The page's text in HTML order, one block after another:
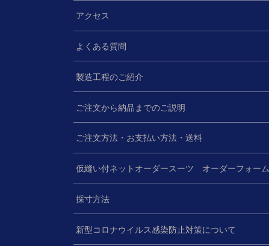
アクセス
よくある質問
製造工程のご紹介
ご注文から納品までのご説明
ご注文方法・お支払い方法・送料
仮縫い付ネットオーダースーツ オーダーフォーム
採寸方法
新型コロナウイルス感染防止対策について